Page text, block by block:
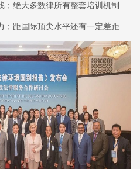
绝大多数律所有整套培训机制
；距国际顶尖水平还有一定差距